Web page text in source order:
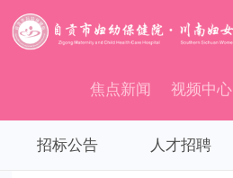
焦点新闻 视频中心
招标公告 人才招聘